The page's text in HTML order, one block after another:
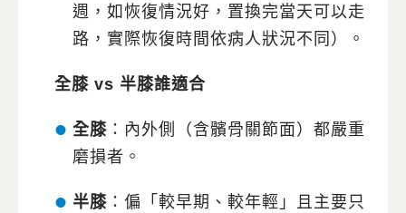
週，如恢復情況好，置換完當天可以走
路，實際恢復時間依病人狀況不同）。
全膝 vs 半膝誰適合
全膝 ：內外側（含髕骨關節面）都嚴重
磨損者。
半膝 ：偏「較早期、較年輕」且主要只